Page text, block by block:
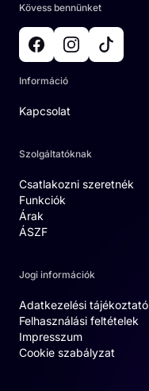
Kövess bennünket
Információ
Kapcsolat
Szolgáltatóknak
Csatlakozni szeretnék
Funkciók
Árak
ÁSZF
Jogi információk
Adatkezelési tájékoztató
Felhasználási feltételek
Impresszum
Cookie szabályzat